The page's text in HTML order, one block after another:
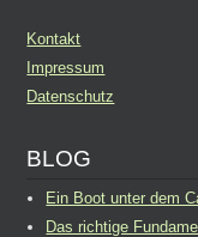
Kontakt
Impressum
Datenschutz
BLOG
Ein Boot unter dem
Das richtige